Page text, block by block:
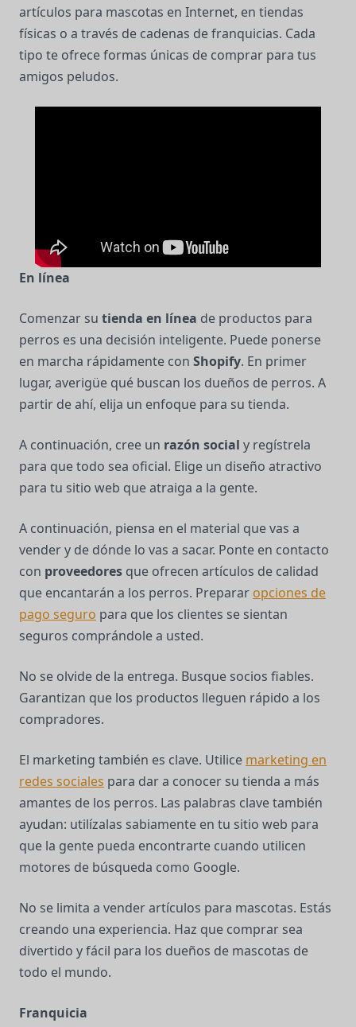
artículos para mascotas en Internet, en tiendas
físicas o a través de cadenas de franquicias. Cada
tipo te ofrece formas únicas de comprar para tus
amigos peludos.
En línea
Comenzar su tienda en línea de productos para
perros es una decisión inteligente. Puede ponerse
en marcha rápidamente con Shopify. En primer
lugar, averigüe qué buscan los dueños de perros. A
partir de ahí, elija un enfoque para su tienda.
A continuación, cree un razón social y regístrela
para que todo sea oficial. Elige un diseño atractivo
para tu sitio web que atraiga a la gente.
A continuación, piensa en el material que vas a
vender y de dónde lo vas a sacar. Ponte en contacto
con proveedores que ofrecen artículos de calidad
que encantarán a los perros. Preparar opciones de
pago seguro para que los clientes se sientan
seguros comprándole a usted.
No se olvide de la entrega. Busque socios fiables.
Garantizan que los productos lleguen rápido a los
compradores.
El marketing también es clave. Utilice marketing en
redes sociales para dar a conocer su tienda a más
amantes de los perros. Las palabras clave también
ayudan: utilízalas sabiamente en tu sitio web para
que la gente pueda encontrarte cuando utilicen
motores de búsqueda como Google.
No se limita a vender artículos para mascotas. Estás
creando una experiencia. Haz que comprar sea
divertido y fácil para los dueños de mascotas de
todo el mundo.
Franquicia